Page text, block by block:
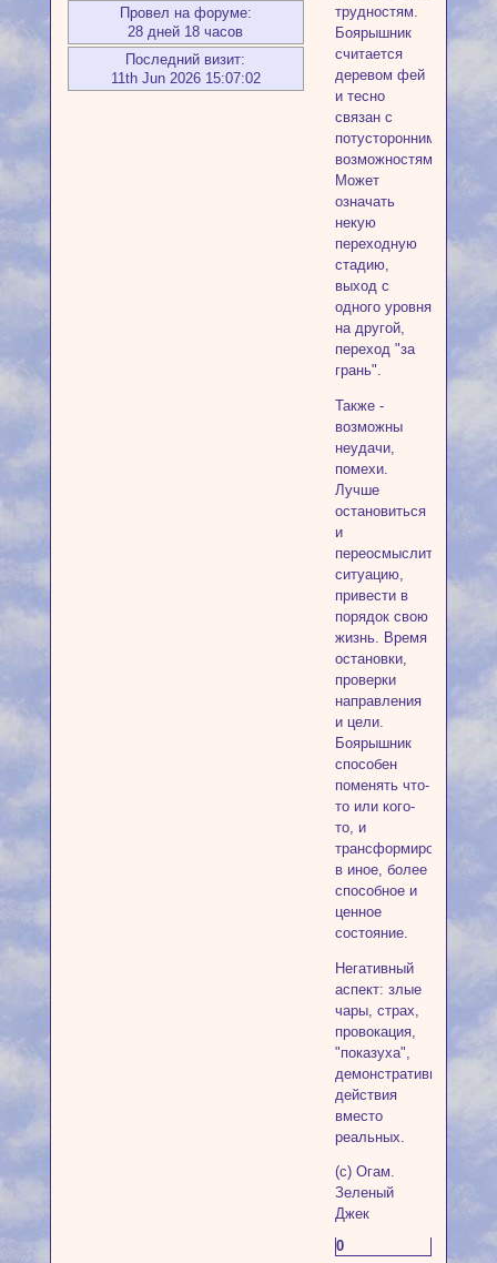
Провел на форуме:
28 дней 18 часов
Последний визит:
11th Jun 2026 15:07:02
трудностям.
Боярышник
считается
деревом фей
и тесно
связан с
потусторонними
возможностями.
Может
означать
некую
переходную
стадию,
выход с
одного уровня
на другой,
переход "за
грань".
Также -
возможны
неудачи,
помехи.
Лучше
остановиться
и
переосмыслить
ситуацию,
привести в
порядок свою
жизнь. Время
остановки,
проверки
направления
и цели.
Боярышник
способен
поменять что-
то или кого-
то, и
трансформировать
в иное, более
способное и
ценное
состояние.
Негативный
аспект: злые
чары, страх,
провокация,
"показуха",
демонстративные
действия
вместо
реальных.
(с) Огам.
Зеленый
Джек
0